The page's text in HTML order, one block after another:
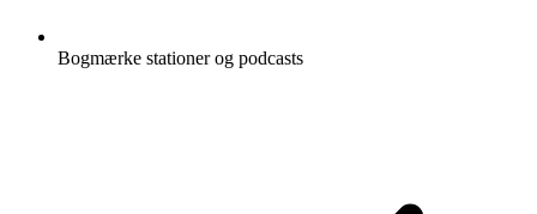
Bogmærke stationer og podcasts